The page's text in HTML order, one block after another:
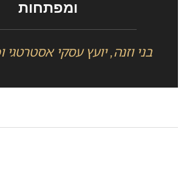
ומפתחות
בני וזנה, יועץ עסקי אסטרטגי